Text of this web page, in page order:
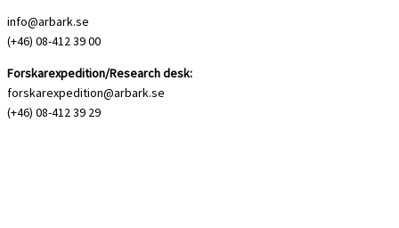
info@arbark.se
(+46) 08-412 39 00
Forskarexpedition/Research desk:
forskarexpedition@arbark.se
(+46) 08-412 39 29